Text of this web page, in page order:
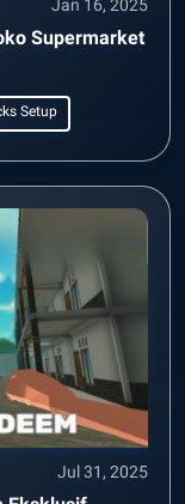
Jan 16, 2025
Supermarket
Setup
Jul 31, 2025